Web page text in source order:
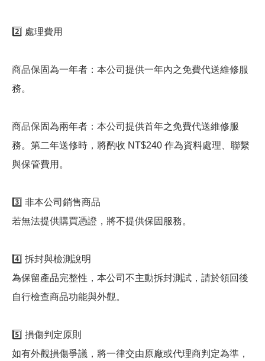
2️⃣ 處理費用
商品保固為一年者：本公司提供一年內之免費代送維修服
務。
商品保固為兩年者：本公司提供首年之免費代送維修服
務。第二年送修時，將酌收 NT$240 作為資料處理、聯繫
與保管費用。
3️⃣ 非本公司銷售商品
若無法提供購買憑證，將不提供保固服務。
4️⃣ 拆封與檢測說明
為保留產品完整性，本公司不主動拆封測試，請於領回後
自行檢查商品功能與外觀。
5️⃣ 損傷判定原則
如有外觀損傷爭議，將一律交由原廠或代理商判定為準，